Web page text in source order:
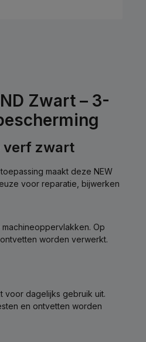
Zwart – 3-
verf zwart
maakt deze NEW
voor reparatie, bijwerken
Op
worden verwerkt.
voor dagelijks gebruik uit.
en ontvetten worden